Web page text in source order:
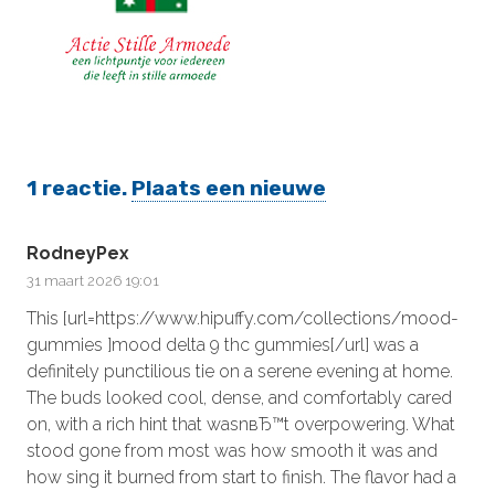
1 reactie. Plaats een nieuwe
RodneyPex
31 maart 2026 19:01
This [url=https://www.hipuffy.com/collections/mood-
gummies ]mood delta 9 thc gummies[/url] was a
definitely punctilious tie on a serene evening at home.
The buds looked cool, dense, and comfortably cared
on, with a rich hint that wasnвЂ™t overpowering. What
stood gone from most was how smooth it was and
how sing it burned from start to finish. The flavor had a